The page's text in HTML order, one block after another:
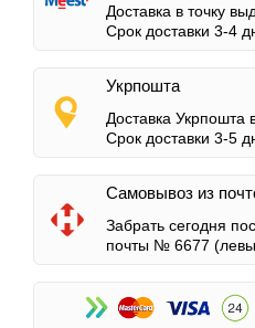
Доставка в точку
Срок доставки 3-4
Укрпошта
Доставка Укрпошта
Срок доставки 3-5
Самовывоз из
Забрать сегодня
почты № 6677